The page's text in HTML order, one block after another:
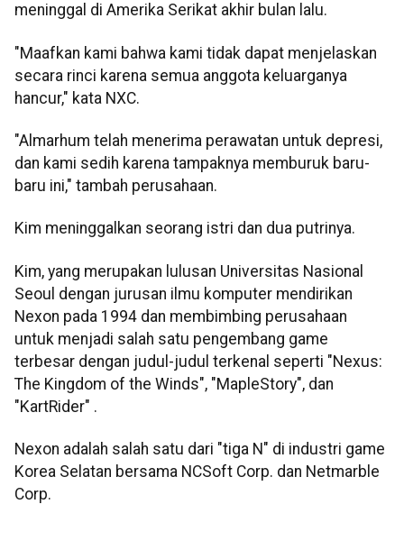
meninggal di Amerika Serikat akhir bulan lalu.
"Maafkan kami bahwa kami tidak dapat menjelaskan
secara rinci karena semua anggota keluarganya
hancur," kata NXC.
"Almarhum telah menerima perawatan untuk depresi,
dan kami sedih karena tampaknya memburuk baru-
baru ini," tambah perusahaan.
Kim meninggalkan seorang istri dan dua putrinya.
Kim, yang merupakan lulusan Universitas Nasional
Seoul dengan jurusan ilmu komputer mendirikan
Nexon pada 1994 dan membimbing perusahaan
untuk menjadi salah satu pengembang game
terbesar dengan judul-judul terkenal seperti "Nexus:
The Kingdom of the Winds", "MapleStory", dan
"KartRider" .
Nexon adalah salah satu dari "tiga N" di industri game
Korea Selatan bersama NCSoft Corp. dan Netmarble
Corp.